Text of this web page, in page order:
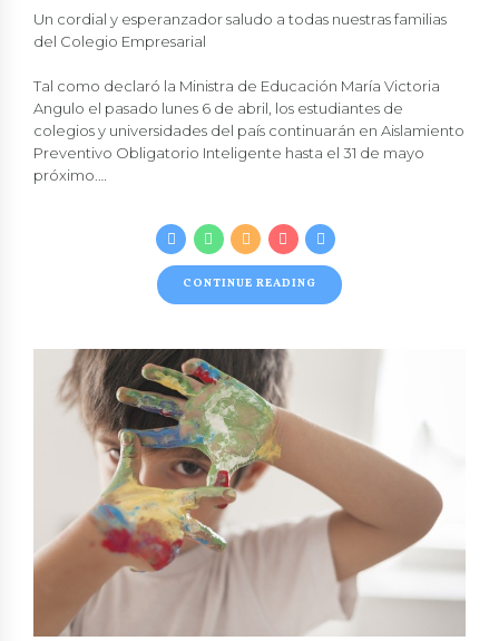
Un cordial y esperanzador saludo a todas nuestras familias
del Colegio Empresarial
Tal como declaró la Ministra de Educación María Victoria
Angulo el pasado lunes 6 de abril, los estudiantes de
colegios y universidades del país continuarán en Aislamiento
Preventivo Obligatorio Inteligente hasta el 31 de mayo
próximo.…
CONTINUE READING